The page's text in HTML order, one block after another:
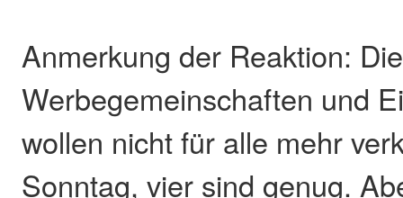
Anmerkung der Reaktion:
Werbegemeinschaften und
wollen nicht für alle mehr
Sonntag, vier sind genug.